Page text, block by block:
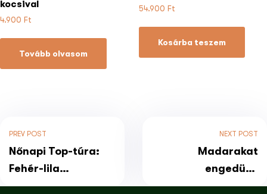
kocsival
4.900 Ft
Tovább olvasom
54.900 Ft
Kosárba teszem
PREV POST
Nőnapi Top-túra:
Fehér-lila
virágszőnyeg a
NEXT POST
Madarakat
engedünk
szabadon, és